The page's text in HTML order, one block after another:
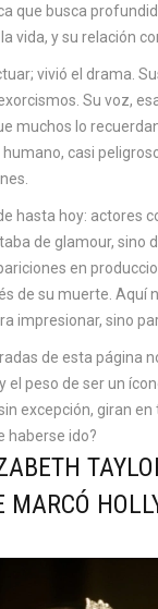
que busca
vida, y su relación
vivió el drama.
Su voz,
muchos lo
casi
hasta hoy: actores
de glamour, sino
en
de su muerte. Aquí
impresionar, sino
de esta página
el peso de ser un
excepción, giran
haberse ido?
MARCÓ